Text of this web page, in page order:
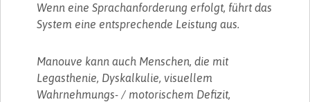
Wenn eine Sprachanforderung erfolgt, führt das
System eine entsprechende Leistung aus.
Manouve kann auch Menschen, die mit
Legasthenie, Dyskalkulie, visuellem
Wahrnehmungs- / motorischem Defizit,